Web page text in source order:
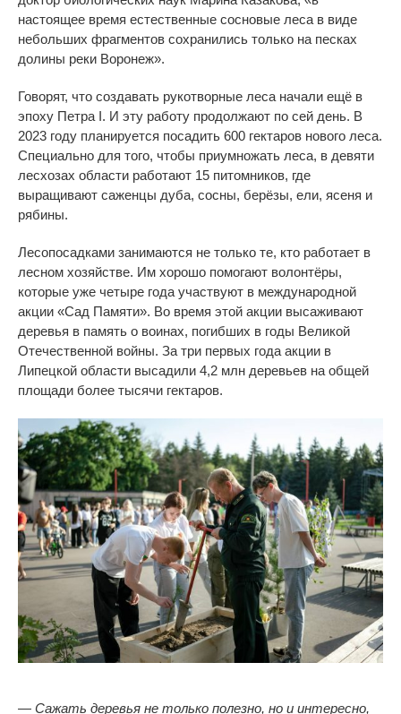
настоящее время естественные сосновые леса в виде
небольших фрагментов сохранились только на песках
долины реки Воронеж».
Говорят, что создавать рукотворные леса начали ещё в
эпоху Петра I. И эту работу продолжают по сей день. В
2023 году планируется посадить 600 гектаров нового леса.
Специально для того, чтобы приумножать леса, в девяти
лесхозах области работают 15 питомников, где
выращивают саженцы дуба, сосны, берёзы, ели, ясеня и
рябины.
Лесопосадками занимаются не только те, кто работает в
лесном хозяйстве. Им хорошо помогают волонтёры,
которые уже четыре года участвуют в международной
акции «Сад Памяти». Во время этой акции высаживают
деревья в память о воинах, погибших в годы Великой
Отечественной войны. За три первых года акции в
Липецкой области высадили 4,2 млн деревьев на общей
площади более тысячи гектаров.
— Сажать деревья не только полезно, но и интересно,